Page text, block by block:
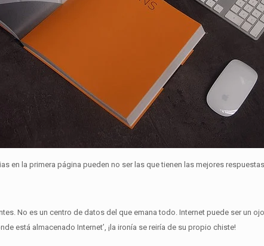
en la primera página pueden no ser las que tienen las mejores
No es un centro de datos del que emana todo.Internet puede ser un
está almacenado Internet’, ¡la ironía se reiría de su propio chiste!